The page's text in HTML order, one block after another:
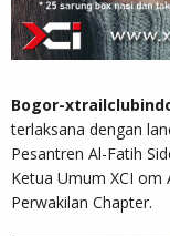
Bogor-
terlaksana dengan
Pesantren Al-Fatih
Ketua Umum XCI om
Perwakilan Chapter.